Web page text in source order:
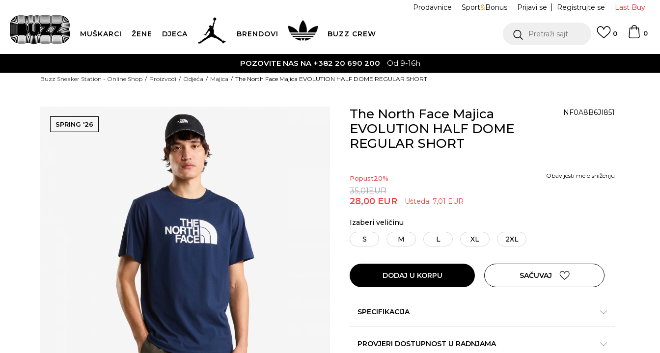
Last Buy
Prijavi se Registrujte se
Prodavnice Sport&Bonus
MUŠKARCI ŽENE DJECA BRENDOVI BUZZ CREW Pretraži sajt 0
0
POZOVITE NAS NA +382 20 690 200 Od 9-16h
Buzz Sneaker Station - Online Shop Proizvodi Odjeća Majica The North Face Majica EVOLUTION HALF DOME REGULAR SHORT
SPRING '26
The North Face Majica
EVOLUTION HALF DOME
REGULAR SHORT
NF0A8B6JI851
Popust20%
35,01EUR
28,00 EUR Ušteda: 7,01 EUR
Obavijesti me o sniženju
Izaberi veličinu
S
M L XL 2XL
DODAJ U KORPU SAČUVAJ
SPECIFIKACIJA
PROVJERI DOSTUPNOST U RADNJAMA